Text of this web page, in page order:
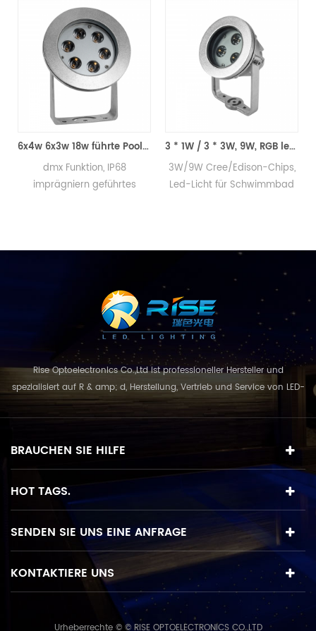
6x4w 6x3w 18w führte Poolscheinwerfer
dmx Funktion, IP68
imprägniern geführtes
3 * 1W / 3 * 3W, 9W, RGB led Unterwasser Beleuchtung
3W/9W Cree/Edison-Chips,
Led-Licht für Schwimmbad
Rise Optoelectronics Co.,Ltd ist professioneller Hersteller und
spezialisiert auf R & amp; d, Herstellung, Vertrieb und Service von LED-
Beleuchtungsprodukte, mit einer breiten Auswahl an
Beleuchtungseinheiten für Wohn-, Gewerbe-, und
"Qualität zuerst, Service in erster Linie", kombinie...
BRAUCHEN SIE HILFE
HOT TAGS.
SENDEN SIE UNS EINE ANFRAGE
KONTAKTIERE UNS
Urheberrechte © © RISE OPTOELECTRONICS CO.,LTD